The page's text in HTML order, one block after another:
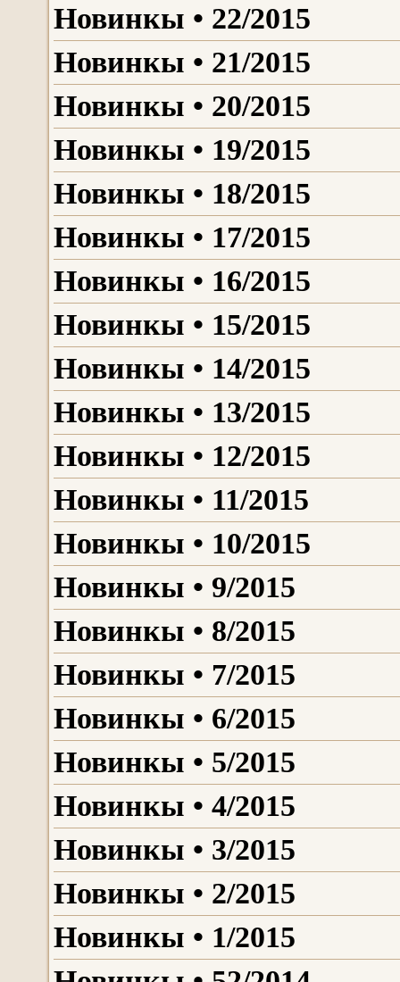
Новинкы • 22/2015
Новинкы • 21/2015
Новинкы • 20/2015
Новинкы • 19/2015
Новинкы • 18/2015
Новинкы • 17/2015
Новинкы • 16/2015
Новинкы • 15/2015
Новинкы • 14/2015
Новинкы • 13/2015
Новинкы • 12/2015
Новинкы • 11/2015
Новинкы • 10/2015
Новинкы • 9/2015
Новинкы • 8/2015
Новинкы • 7/2015
Новинкы • 6/2015
Новинкы • 5/2015
Новинкы • 4/2015
Новинкы • 3/2015
Новинкы • 2/2015
Новинкы • 1/2015